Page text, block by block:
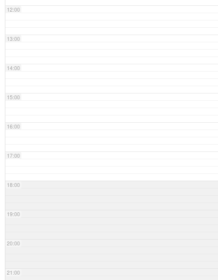
12:00
13:00
14:00
15:00
16:00
17:00
18:00
19:00
20:00
21:00